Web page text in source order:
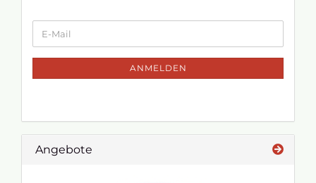
ANMELDEN
Angebote